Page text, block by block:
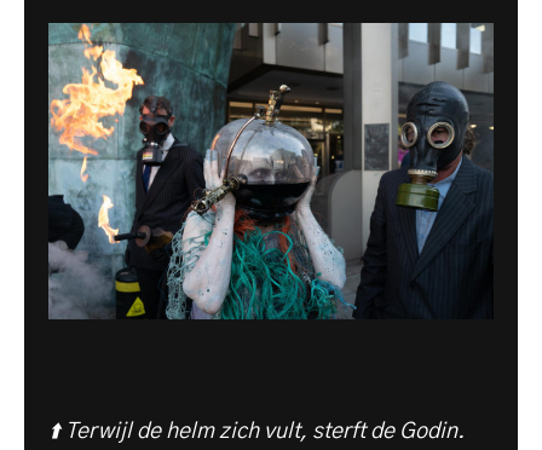
⬆️ Terwijl de helm zich vult, sterft de Godin.